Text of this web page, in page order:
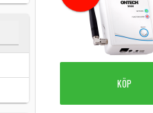
KÖP